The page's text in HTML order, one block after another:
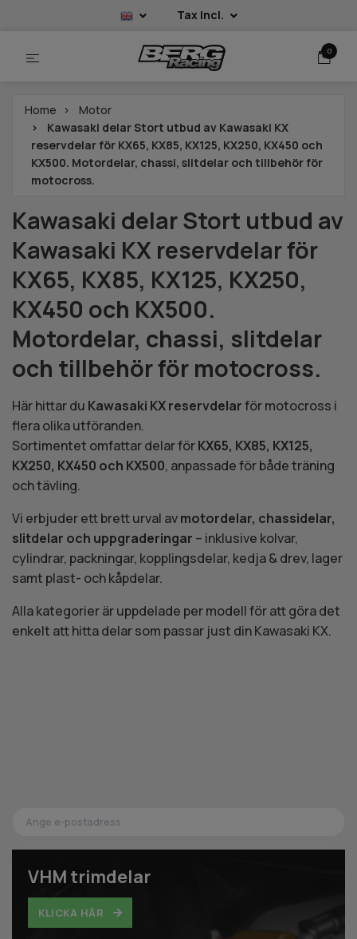
Tax Incl.
0
VHM trimdelar
KLICKA HÄR
Home
Motor
Kawasaki delar Stort utbud av Kawasaki KX
reservdelar för KX65, KX85, KX125, KX250, KX450 och
KX500. Motordelar, chassi, slitdelar och tillbehör för
motocross.
Kawasaki delar Stort utbud av
Kawasaki KX reservdelar för
KX65, KX85, KX125, KX250,
KX450 och KX500.
Motordelar, chassi, slitdelar
och tillbehör för motocross.
Här hittar du Kawasaki KX reservdelarför motocross i
flera olika utföranden.
Sortimentet omfattar delar förKX65, KX85, KX125,
KX250, KX450 och KX500, anpassade för både träning
och tävling.
Vi erbjuder ett brett urval avmotordelar, chassidelar,
slitdelar och uppgraderingar – inklusive kolvar,
cylindrar, packningar, kopplingsdelar, kedja & drev, lager
samt plast- och kåpdelar.
Alla kategorier är uppdelade per modell för att göra det
enkelt att hitta delar som passar just din Kawasaki KX.